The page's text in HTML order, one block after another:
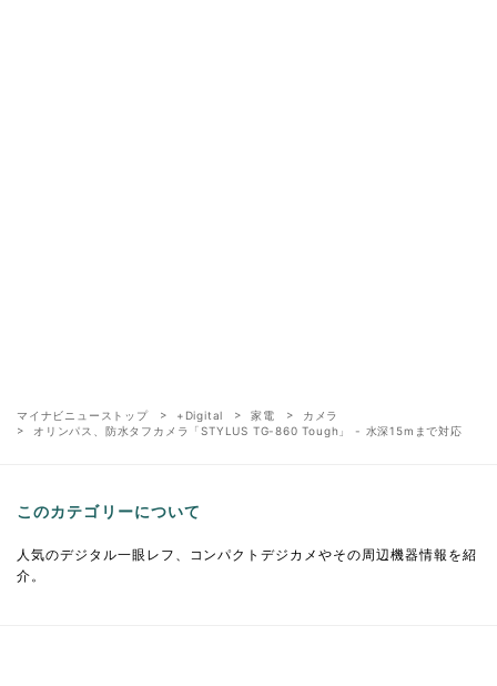
マイナビニューストップ +Digital 家電
カメラ
オリンパス、防水タフカメラ「STYLUS TG-860 Tough」 - 水深15mまで対応
このカテゴリーについて
人気のデジタル一眼レフ、コンパクトデジカメやその周辺機器情報を紹
介。